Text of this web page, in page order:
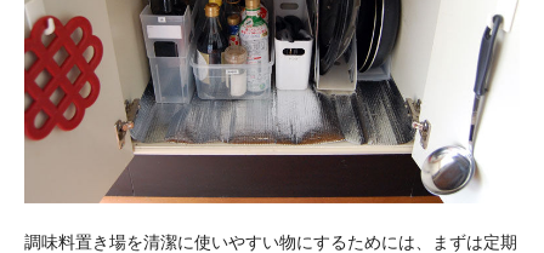
調味料置き場を清潔に使いやすい物にするためには、まずは定期